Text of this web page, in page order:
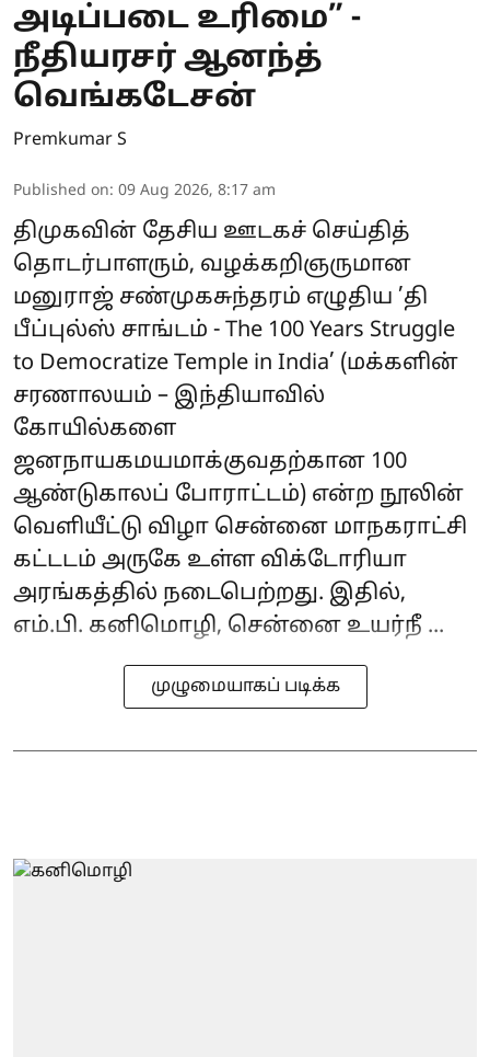
அடிப்படை உரிமை” -
நீதியரசர் ஆனந்த்
வெங்கடேசன்
Premkumar S
Published on: 09 Aug 2026, 8:17 am
திமுகவின் தேசிய ஊடகச் செய்தித்
தொடர்பாளரும், வழக்கறிஞருமான
மனுராஜ் சண்முகசுந்தரம் எழுதிய ’தி
பீப்புல்ஸ் சாங்டம் - The 100 Years Struggle
to Democratize Temple in India’ (மக்களின்
சரணாலயம் – இந்தியாவில்
கோயில்களை
ஜனநாயகமயமாக்குவதற்கான 100
ஆண்டுகாலப் போராட்டம்) என்ற நூலின்
வெளியீட்டு விழா சென்னை மாநகராட்சி
கட்டடம் அருகே உள்ள விக்டோரியா
அரங்கத்தில் நடைபெற்றது. இதில்,
எம்.பி. கனிமொழி, சென்னை உயர்நீ ...
முழுமையாகப் படிக்க